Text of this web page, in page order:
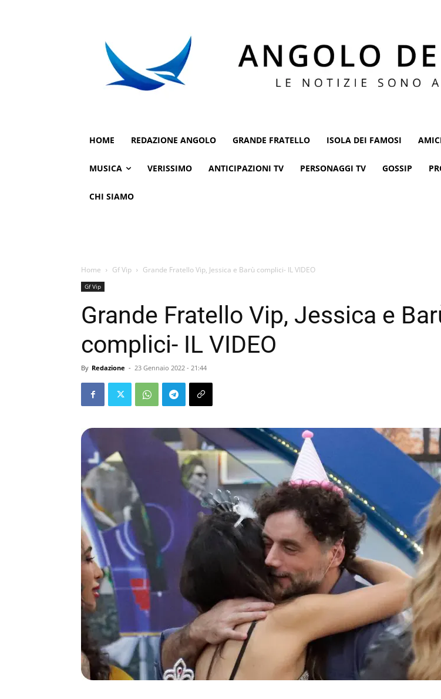
HOME REDAZIONE ANGOLO GRANDE FRATELLO ISOLA DEI FAMOSI
MUSICA VERISSIMO ANTICIPAZIONI TV PERSONAGGI TV GOSSIP
CHI SIAMO
Home Gf Vip Grande Fratello Vip, Jessica e Barù complici- IL VIDEO
Gf Vip
Grande Fratello Vip, Jessica e
complici- IL VIDEO
By Redazione - 23 Gennaio 2022 - 21:44